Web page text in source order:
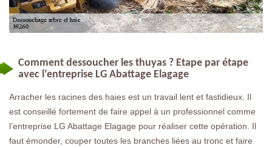
Comment dessoucher les thuyas ? Etape par étape
avec l’entreprise LG Abattage Elagage
Arracher les racines des haies est un travail lent et fastidieux. Il
est conseillé fortement de faire appel à un professionnel comme
l’entreprise LG Abattage Elagage pour réaliser cette opération. Il
faut émonder, couper toutes les branches liées au tronc et faire